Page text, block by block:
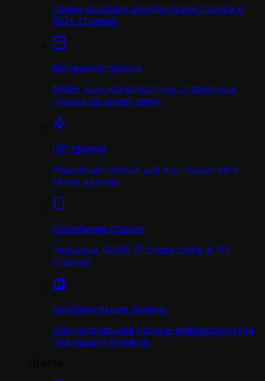
Самые быстрые резидентские прокси в
190+ странах.
Датацентр прокси
500K+ высокоскоростных стабильных
прокси по всему миру.
ISP прокси
Надёжные прокси для игр, соцсетей и
сбора данных.
Мобильные прокси
Реальные 4G/5G IP операторов в 17+
странах.
Корпоративные прокси
Индивидуальная прокси-инфраструктура
под задачи бизнеса.